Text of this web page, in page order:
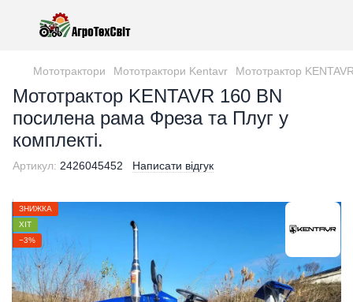
Мототрактори Мототрактори Kentavr Мототрактор
Мототрактор KENTAVR 160 ВN
посилена рама Фреза та Плуг у
комплекті.
Артикул: 2426045452 Написати відгук
ЗНИЖКА
ХІТ
−3%